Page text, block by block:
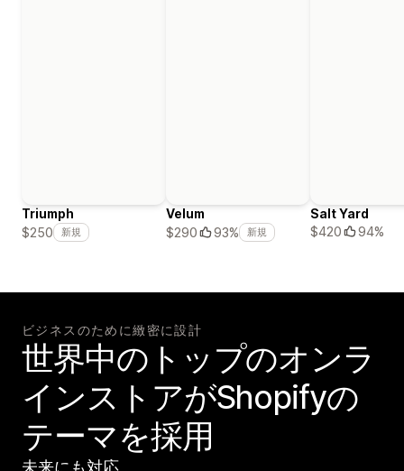
Triumph
$250
新規
Velum
$290
93% 新規
Salt Yard
$420
94%
ビジネスのために緻密に設計
世界中のトップのオンラ
インストアがShopifyの
テーマを採用
未来にも対応